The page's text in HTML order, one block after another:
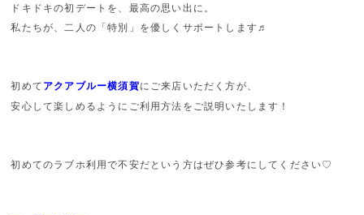
ドキドキの初デートを、最高の思い出に。
私たちが、二人の「特別」を優しくサポートします♬
初めてアクアブルー横須賀にご来店いただく方が、
安心して楽しめるようにご利用方法をご説明いたします！
初めてのラブホ利用で不安だという方はぜひ参考にしてください♡